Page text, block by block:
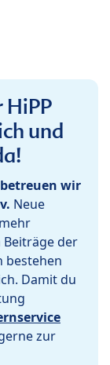
HiPP
und
wir
Neue
Beiträge der
bestehen
Damit du
zur